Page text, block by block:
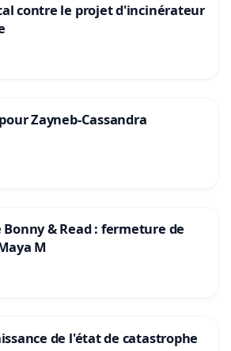
contre le projet d'incinérateur
Zayneb-Cassandra
& Read : fermeture de
M
de l'état de catastrophe